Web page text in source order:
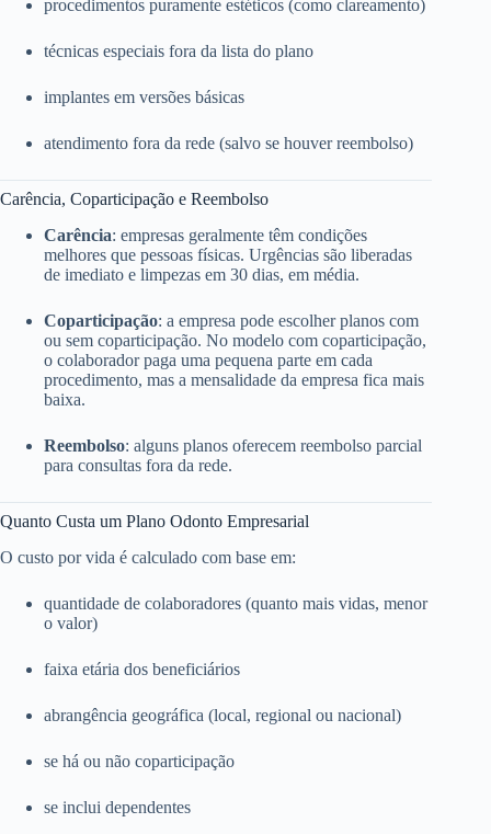
procedimentos puramente estéticos (como clareamento)
técnicas especiais fora da lista do plano
implantes em versões básicas
atendimento fora da rede (salvo se houver reembolso)
Carência, Coparticipação e Reembolso
Carência: empresas geralmente têm condições
melhores que pessoas físicas. Urgências são liberadas
de imediato e limpezas em 30 dias, em média.
Coparticipação: a empresa pode escolher planos com
ou sem coparticipação. No modelo com coparticipação,
o colaborador paga uma pequena parte em cada
procedimento, mas a mensalidade da empresa fica mais
baixa.
Reembolso: alguns planos oferecem reembolso parcial
para consultas fora da rede.
Quanto Custa um Plano Odonto Empresarial
O custo por vida é calculado com base em:
quantidade de colaboradores (quanto mais vidas, menor
o valor)
faixa etária dos beneficiários
abrangência geográfica (local, regional ou nacional)
se há ou não coparticipação
se inclui dependentes